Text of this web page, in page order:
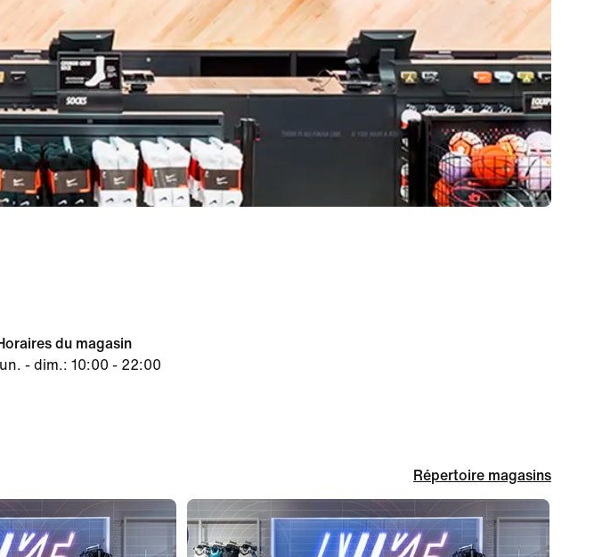
du magasin
lun. - dim.: 10:00 - 22:00
Répertoire magasins